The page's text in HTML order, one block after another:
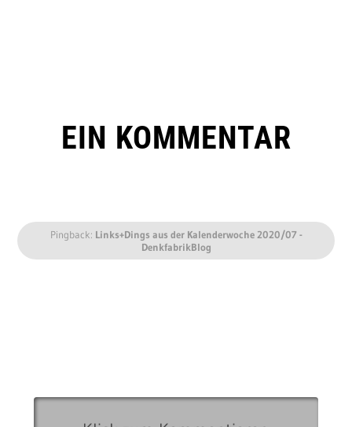
EIN KOMMENTAR
Pingback: Links+Dings aus der Kalenderwoche 2020/07 -
DenkfabrikBlog